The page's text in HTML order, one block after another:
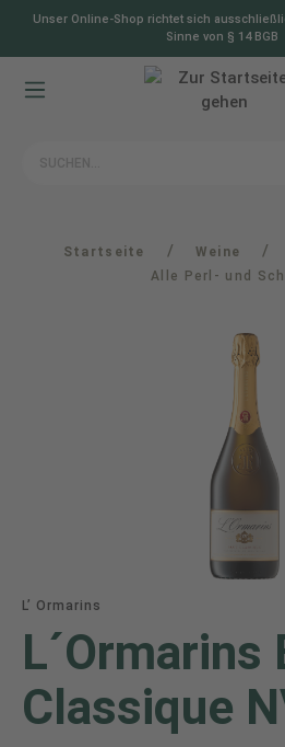
springen
Unser Online-Shop richtet sich
Sinne von § 14 BGB
Startseite / Weine /
Alle Perl- und
L’ Ormarins
L´Ormarins
Classique